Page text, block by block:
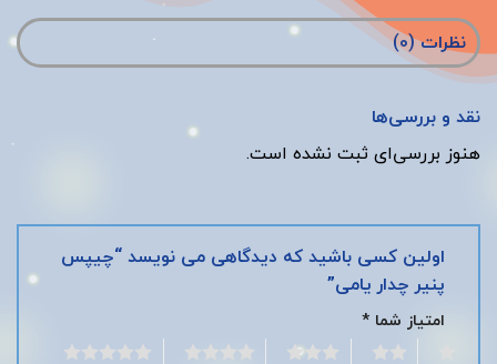
نظرات (0)
نقد و بررسی‌ها
هنوز بررسی‌ای ثبت نشده است.
اولین کسی باشید که دیدگاهی می نویسد “چیپس
پنیر چدار یامی”
امتیاز شما *